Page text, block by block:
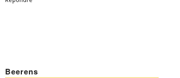
Beerens